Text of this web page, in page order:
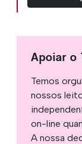
Apoiar o
Temos
nossos
on-line
A nossa